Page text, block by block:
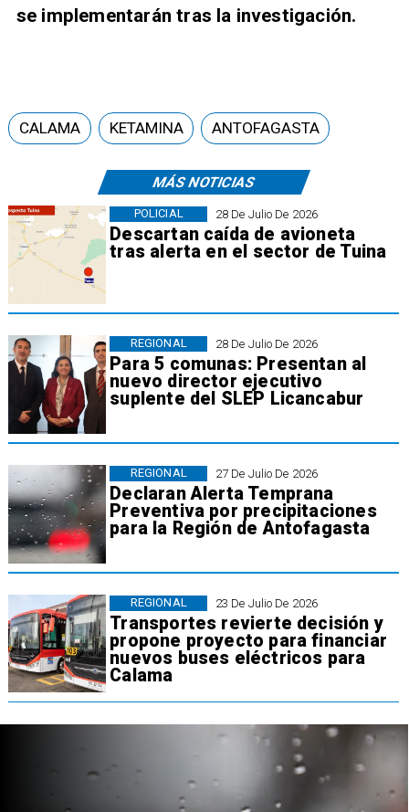
se implementarán tras la investigación.
MÁS NOTICIAS
28 De Julio De 2026
Descartan caída de avioneta
tras alerta en el sector de Tuina
POLICIAL
28 De Julio De 2026
Para 5 comunas: Presentan al
nuevo director ejecutivo
suplente del SLEP Licancabur
REGIONAL
27 De Julio De 2026
Declaran Alerta Temprana
Preventiva por precipitaciones
para la Región de Antofagasta
REGIONAL
23 De Julio De 2026
Transportes revierte decisión y
propone proyecto para financiar
nuevos buses eléctricos para
Calama
REGIONAL
CALAMA KETAMINA ANTOFAGASTA